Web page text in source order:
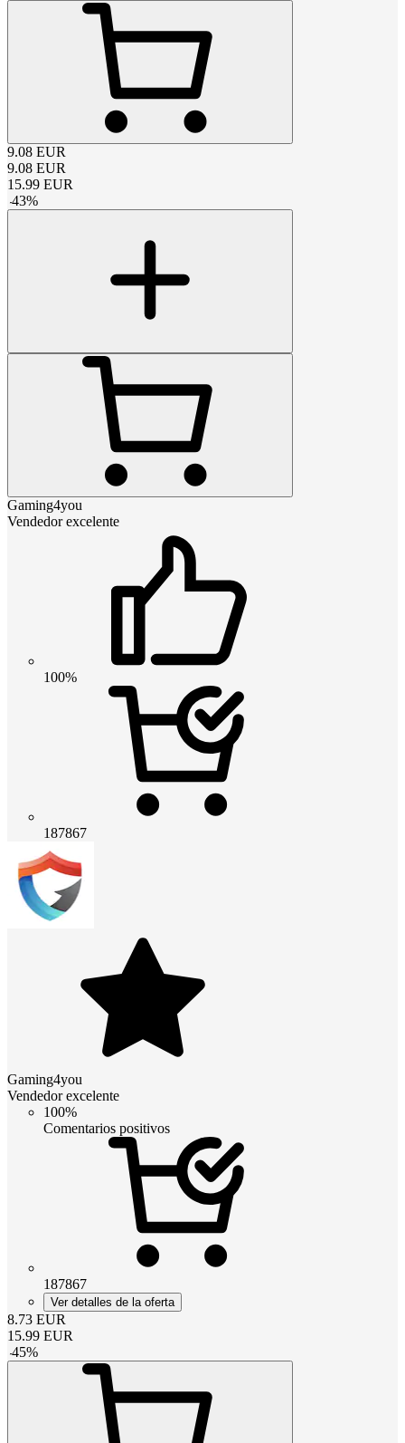
9.08 EUR
9.08 EUR
15.99 EUR
-43%
Gaming4you
Vendedor excelente
100%
187867
Gaming4you
Vendedor excelente
100%
Comentarios positivos
187867
Ver detalles de la oferta
8.73 EUR
15.99 EUR
-45%